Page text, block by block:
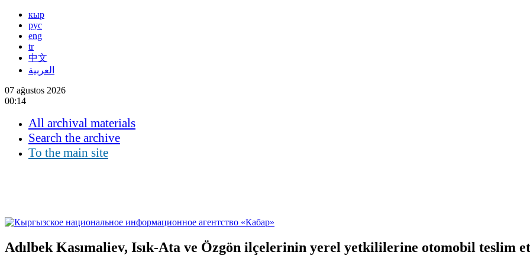
кыр
рус
eng
tr
中文
العربية
07 ağustos 2026
00:14
All archival materials
Search the archive
To the main site
Adılbek Kasımaliev, Isık-Ata ve Özgön ilçelerinin yerel yetkililerine otomobil teslim